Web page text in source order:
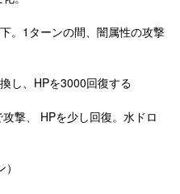
。1ターンの間、闇属性の攻撃
し、HPを3000回復する
撃、 HPを少し回復。水ドロ